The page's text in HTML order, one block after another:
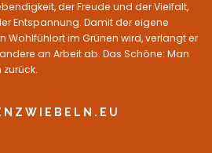
der Freude und der Vielfalt,
Entspannung. Damit der eigene
Wohlfühlort im Grünen wird, verlangt er
an Arbeit ab. Das Schöne: Man